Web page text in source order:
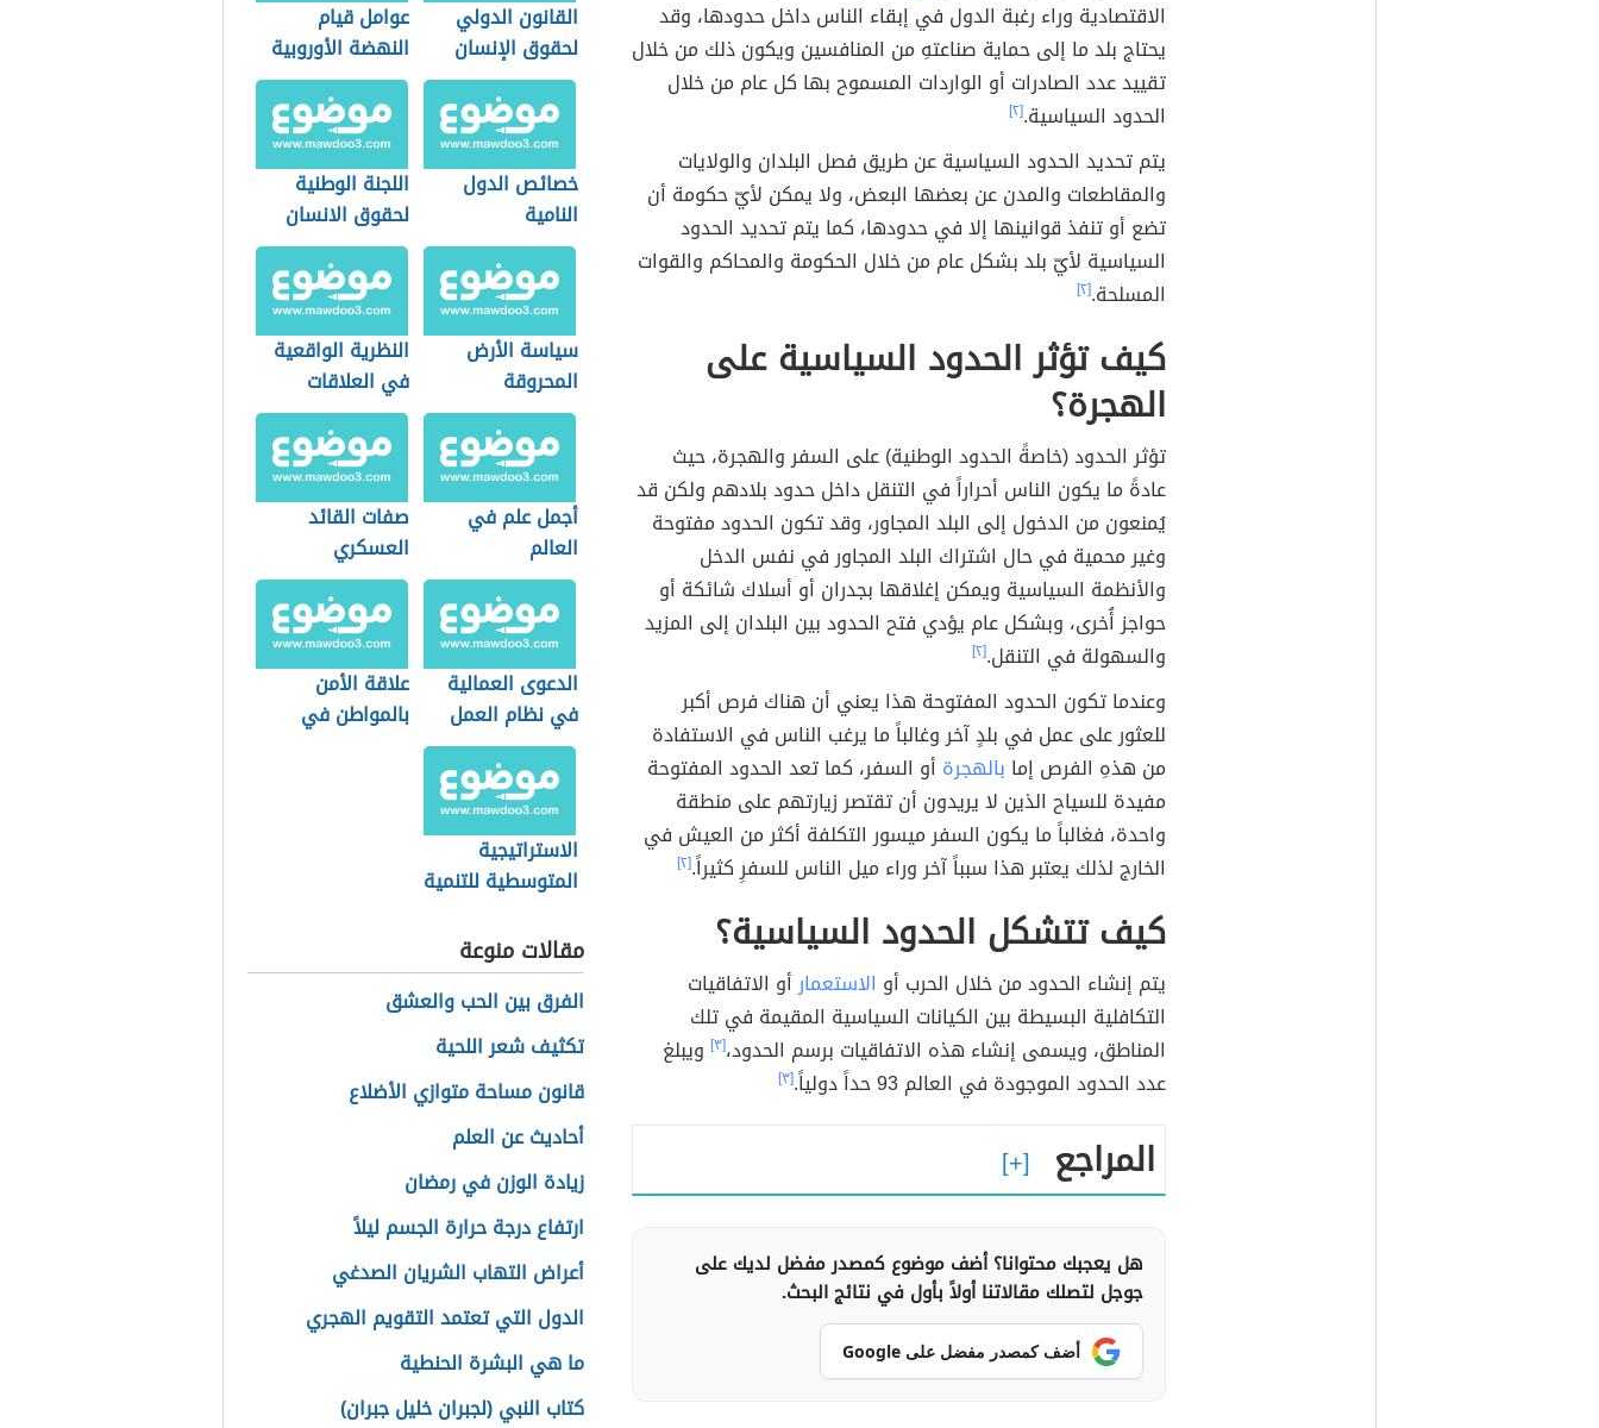
الاقتصادية وراء رغبة الدول في إبقاء الناس داخل حدودها، وقد
يحتاج بلد ما إلى حماية صناعتهِ من المنافسين ويكون ذلك من خلال
تقييد عدد الصادرات أو الواردات المسموح بها كل عام من خلال
الحدود السياسية.[٢]
يتم تحديد الحدود السياسية عن طريق فصل البلدان والولايات
والمقاطعات والمدن عن بعضها البعض، ولا يمكن لأيّ حكومة أن
تضع أو تنفذ قوانينها إلا في حدودها، كما يتم تحديد الحدود
السياسية لأيّ بلد بشكل عام من خلال الحكومة والمحاكم والقوات
المسلحة.[٢]
كيف تؤثر الحدود السياسية على
الهجرة؟
تؤثر الحدود (خاصةً الحدود الوطنية) على السفر والهجرة، حيث
عادةً ما يكون الناس أحراراً في التنقل داخل حدود بلادهم ولكن قد
يُمنعون من الدخول إلى البلد المجاور، وقد تكون الحدود مفتوحة
وغير محمية في حال اشتراك البلد المجاور في نفس الدخل
والأنظمة السياسية ويمكن إغلاقها بجدران أو أسلاك شائكة أو
حواجز أُخرى، وبشكل عام يؤدي فتح الحدود بين البلدان إلى المزيد
والسهولة في التنقل.[٢]
وعندما تكون الحدود المفتوحة هذا يعني أن هناك فرص أكبر
للعثور على عمل في بلدٍ آخر وغالباً ما يرغب الناس في الاستفادة
من هذهِ الفرص إما بالهجرة أو السفر، كما تعد الحدود المفتوحة
مفيدة للسياح الذين لا يريدون أن تقتصر زيارتهم على منطقة
واحدة، فغالباً ما يكون السفر ميسور التكلفة أكثر من العيش في
الخارج لذلك يعتبر هذا سبباً آخر وراء ميل الناس للسفرِ كثيراً.[٢]
كيف تتشكل الحدود السياسية؟
يتم إنشاء الحدود من خلال الحرب أو الاستعمارأو الاتفاقيات
التكافلية البسيطة بين الكيانات السياسية المقيمة في تلك
المناطق، ويسمى إنشاء هذه الاتفاقيات برسم الحدود،[٣]
ويبلغ
عدد الحدود الموجودة في العالم 93 حداً دولياً.
[٣]
المراجع
هل يعجبك محتوانا؟ أضف موضوع كمصدر مفضل لديك على
جوجل لتصلك مقالاتنا أولاً بأول في نتائج البحث.
أضف كمصدر مفضل على Google
القانون الدولي
لحقوق الإنسان
عوامل قيام
النهضة الأوروبية
خصائص الدول
النامية
اللجنة الوطنية
لحقوق الانسان
سياسة الأرض
المحروقة
النظرية الواقعية
في العلاقات
الدولية
أجمل علم في
العالم
صفات القائد
العسكري
الدعوى العمالية
في نظام العمل
السعودي
علاقة الأمن
بالمواطن في
الاستراتيجية
المتوسطية للتنمية
مقالات منوعة
الفرق بين الحب والعشق
تكثيف شعر اللحية
قانون مساحة متوازي الأضلاع
أحاديث عن العلم
زيادة الوزن في رمضان
ارتفاع درجة حرارة الجسم ليلاً
أعراض التهاب الشريان الصدغي
الدول التي تعتمد التقويم الهجري
ما هي البشرة الحنطية
كتاب النبي (لجبران خليل جبران)